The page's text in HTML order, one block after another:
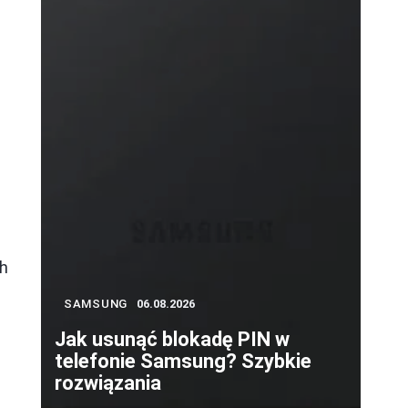
SAMSUNG 06.08.2026
Jak usunąć blokadę PIN w
telefonie Samsung? Szybkie
rozwiązania